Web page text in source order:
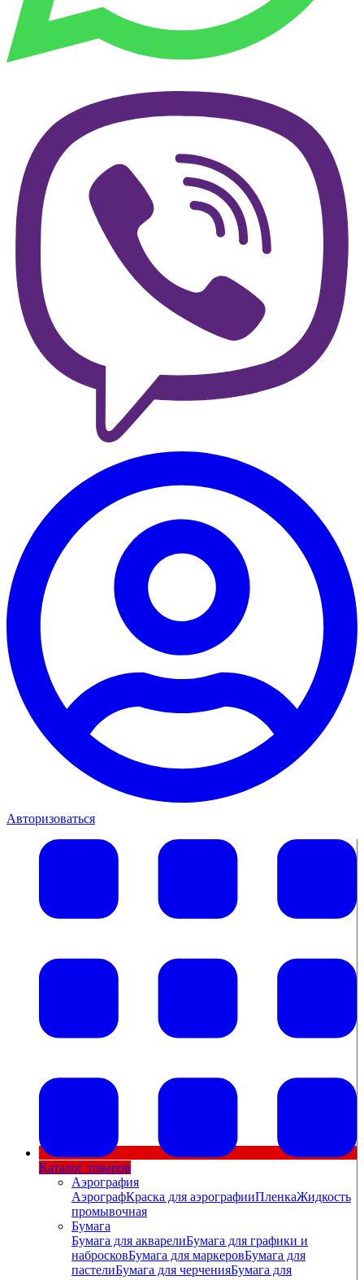
Авторизоваться
Каталог товаров
Аэрография
АэрографКраска для аэрографииПленкаЖидкость
промывочная
Бумага
Бумага для акварелиБумага для графики и
набросковБумага для маркеровБумага для
пастелиБумага для черченияБумага для